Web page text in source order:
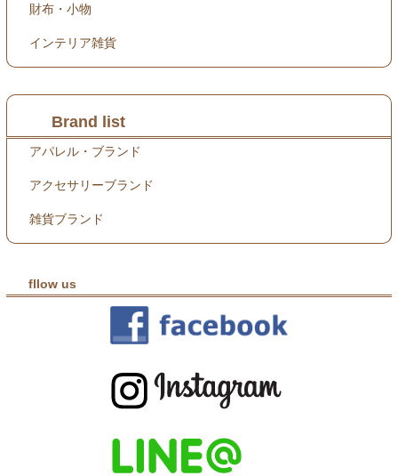
財布・小物
インテリア雑貨
Brand list
アパレル・ブランド
アクセサリーブランド
雑貨ブランド
fllow us